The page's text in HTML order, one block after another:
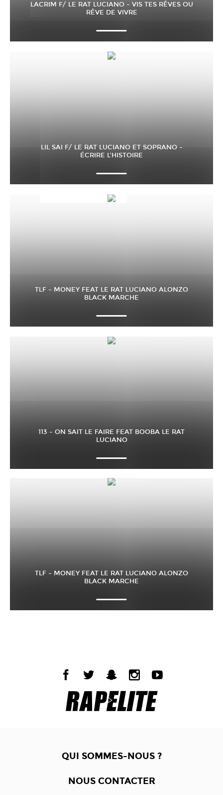
LACRIM F/ LE RAT LUCIANO – VIS TES RÊVES OU
RÊVE DE VIVRE
LIL SAI F/ LE RAT LUCIANO ET SOPRANO –
ÉCRIRE L’HISTOIRE
TLF – MONEY FEAT LE RAT LUCIANO ALONZO
BLACK MARCHE
113 – ON SAIT LE FAIRE FEAT BOOBA LE RAT
LUCIANO
TLF – MONEY FEAT LE RAT LUCIANO ALONZO
BLACK MARCHE
QUI SOMMES-NOUS ?
NOUS CONTACTER